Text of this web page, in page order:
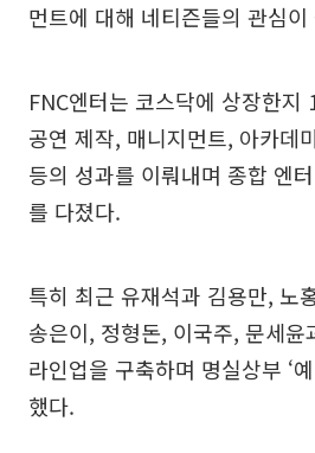
먼트에 대해 네티즌들의 관심
FNC엔터는 코스닥에 상장한지
공연 제작, 매니지먼트, 아카데
등의 성과를 이뤄내며 종합 엔
를 다졌다.
특히 최근 유재석과 김용만, 노
송은이, 정형돈, 이국주, 문세윤
라인업을 구축하며 명실상부 ‘
했다.